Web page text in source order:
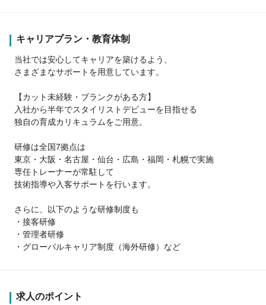
キャリアプラン・教育体制
当社では安心してキャリアを築けるよう、
さまざまなサポートを用意しています。
【カット未経験・ブランクがある方】
入社から半年でスタイリストデビューを目指せる
独自の育成カリキュラムをご用意。
研修は全国7拠点は
東京・大阪・名古屋・仙台・広島・福岡・札幌で実施
専任トレーナーが常駐して
技術指導や入客サポートを行います。
さらに、以下のような研修制度も
・接客研修
・管理者研修
・グローバルキャリア制度（海外研修）など
求人のポイント